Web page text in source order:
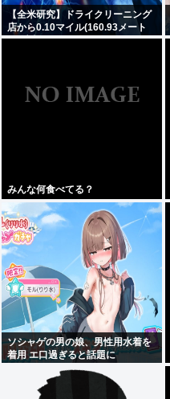
【全米研究】ドライクリーニング
店から0.10マイル(160.93メート
ル)以内に住んでいる人は、4~5マ
みんな何食べてる？
ソシャゲの男の娘、男性用水着を
着用 エ口過ぎると話題に